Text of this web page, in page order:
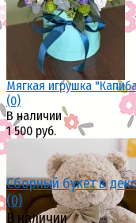
Мягкая игрушка
(0)
В наличии
1 500 руб.
Сборный букет в
(0)
В наличии